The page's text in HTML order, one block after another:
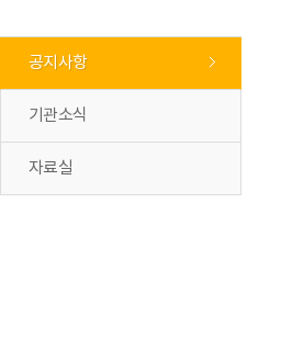
공지사항
기관소식
자료실